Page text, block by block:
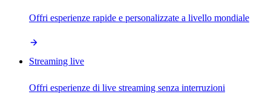
Offri esperienze rapide e personalizzate a livello mondiale
Streaming live
Offri esperienze di live streaming senza interruzioni